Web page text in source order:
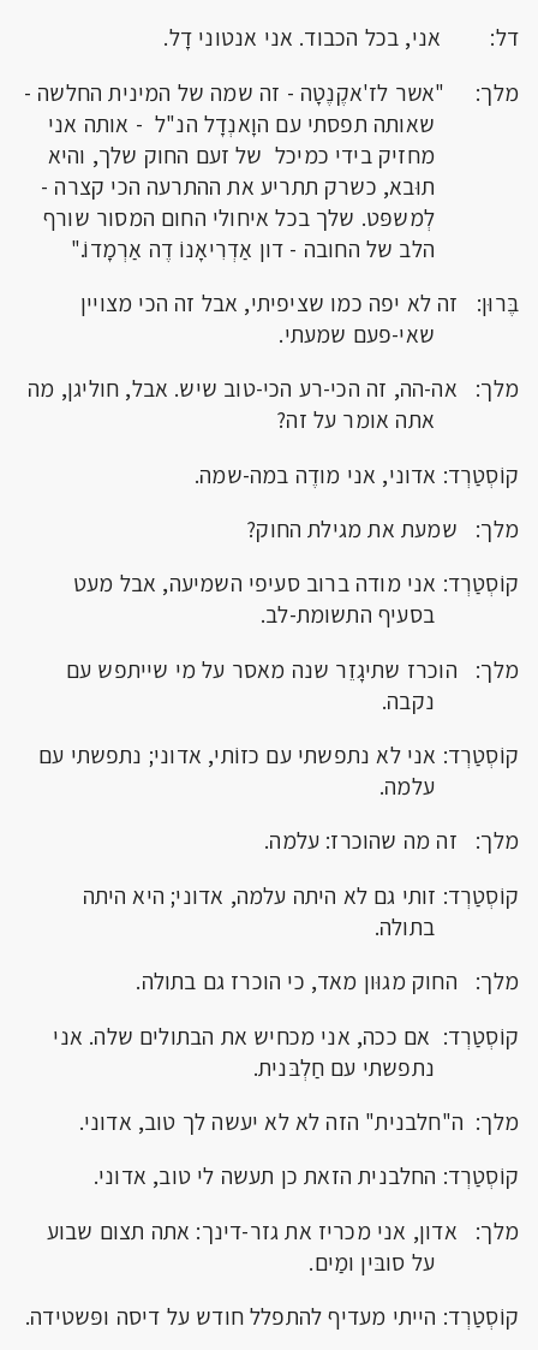
דל: אני, בכל הכבוד. אני אנטוני דָל.
מלך: "אשר לז'אקֶנֶטָה - זה שמה של המינית החלשה -
שאותה תפסתי עם הוָאנְדָל הנ"ל - אותה אני
מחזיק בידי כמיכל של זעם החוק שלך, והיא
תוּבא, כשרק תתריע את ההתרעה הכי קצרה -
לְמשפּט. שלך בכל איחולי החום המסור שורף
הלב של החובה - דון אַדְרִיאָנוֹ דֶה אַרְמָדוֹ."
בֶּרוּן: זה לא יפה כמו שציפיתי, אבל זה הכי מצויין
שאי-פעם שמעתי.
מלך: אה-הה, זה הכי-רע הכי-טוב שיש. אבל, חוליגן, מה
אתה אומר על זה?
קוֹסְטַרְד: אדוני, אני מודֶה במה-שמה.
מלך: שמעת את מגילת החוק?
קוֹסְטַרְד: אני מודה ברוב סעיפי השמיעה, אבל מעט
בסעיף התשומת-לב.
מלך: הוכרז שתיגָזֵר שנה מאסר על מי שייתפש עם
נקבה.
קוֹסְטַרְד: אני לא נתפשתי עם כזוֹתי, אדוני; נתפשתי עם
עלמה.
מלך: זה מה שהוכרז: עלמה.
קוֹסְטַרְד: זותי גם לא היתה עלמה, אדוני; היא היתה
בתולה.
מלך: החוק מגוּון מאד, כי הוכרז גם בתולה.
קוֹסְטַרְד: אם ככה, אני מכחיש את הבתולים שלה. אני
נתפשתי עם חַלְבּנית.
מלך: ה"חלבנית" הזה לא לא יעשה לך טוב, אדוני.
קוֹסְטַרְד: החלבנית הזאת כן תעשה לי טוב, אדוני.
מלך: אדון, אני מכריז את גזר-דינך: אתה תצום שבוע
על סובּין ומַים.
קוֹסְטַרְד: הייתי מעדיף להתפלל חודש על דיסה ופּשטידה.